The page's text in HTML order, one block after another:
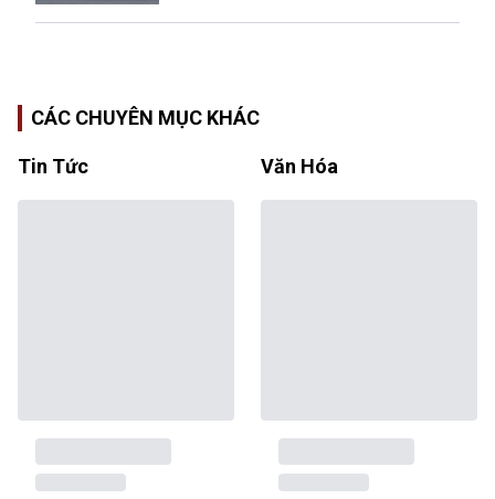
CÁC CHUYÊN MỤC KHÁC
Tin Tức Văn Hóa